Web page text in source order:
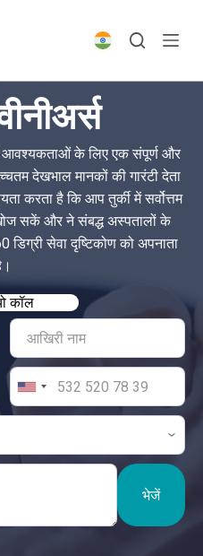
आवश्यकताओं के लिए एक संपूर्ण और
देखभाल मानकों की गारंटी देता
करता है कि आप तुर्की में सर्वोत्तम
खोज सकें और ने संबद्ध अस्पतालों के
डिग्री सेवा दृष्टिकोण को अपनाता
कॉल
भेजें